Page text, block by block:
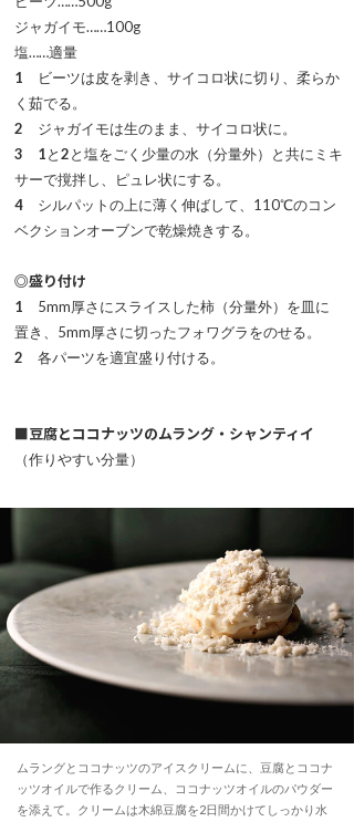
ジャガイモ……100g
塩……適量
1 ビーツは皮を剥き、サイコロ状に切り、柔らか
く茹でる。
2 ジャガイモは生のまま、サイコロ状に。
3 1と2と塩をごく少量の水（分量外）と共にミキ
サーで撹拌し、ピュレ状にする。
4 シルパットの上に薄く伸ばして、110℃のコン
ベクションオーブンで乾燥焼きする。
◎盛り付け
1 5mm厚さにスライスした柿（分量外）を皿に
置き、5mm厚さに切ったフォワグラをのせる。
2 各パーツを適宜盛り付ける。
■豆腐とココナッツのムラング・シャンティイ
（作りやすい分量）
ムラングとココナッツのアイスクリームに、豆腐とココナ
ッツオイルで作るクリーム、ココナッツオイルのパウダー
を添えて。クリームは木綿豆腐を2日間かけてしっかり水